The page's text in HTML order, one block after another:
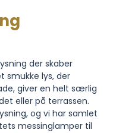
der skaber
smukke lys, der
giver en helt særlig
eller på terrassen.
og vi har samlet
messinglamper til